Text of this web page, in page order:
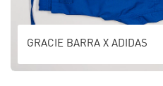
GRACIE BARRA X ADIDAS